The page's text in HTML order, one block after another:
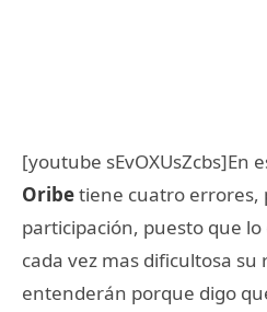
[youtube sEvOXUsZcbs]En
Oribetiene cuatro errores,
participación, puesto que
cada vez mas dificultosa
entenderán porque digo